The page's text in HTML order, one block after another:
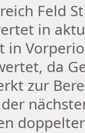
Feld
in
in
da
zur